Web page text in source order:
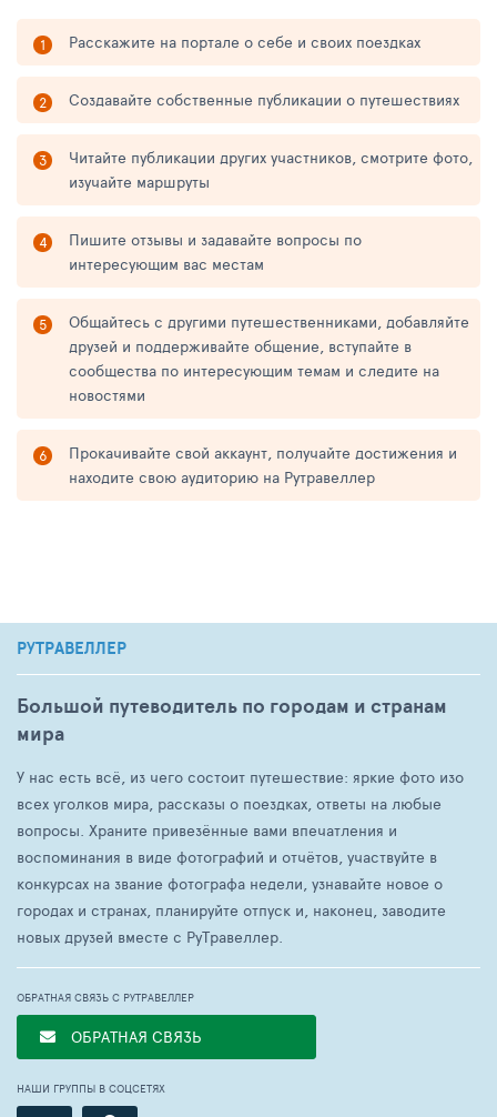
Расскажите на портале о себе и своих поездках
Создавайте собственные публикации о путешествиях
Читайте публикации других участников, смотрите фото,
изучайте маршруты
Пишите отзывы и задавайте вопросы по
интересующим вас местам
Общайтесь с другими путешественниками, добавляйте
друзей и поддерживайте общение, вступайте в
сообщества по интересующим темам и следите на
новостями
Прокачивайте свой аккаунт, получайте достижения и
находите свою аудиторию на Рутравеллер
РУТРАВЕЛЛЕР
Большой путеводитель по городам и странам
мира
У нас есть всё, из чего состоит путешествие: яркие фото изо
всех уголков мира, рассказы о поездках, ответы на любые
вопросы. Храните привезённые вами впечатления и
воспоминания в виде фотографий и отчётов, участвуйте в
конкурсах на звание фотографа недели, узнавайте новое о
городах и странах, планируйте отпуск и, наконец, заводите
новых друзей вместе с РуТравеллер.
ОБРАТНАЯ СВЯЗЬ С РУТРАВЕЛЛЕР
ОБРАТНАЯ СВЯЗЬ
НАШИ ГРУППЫ В СОЦСЕТЯХ